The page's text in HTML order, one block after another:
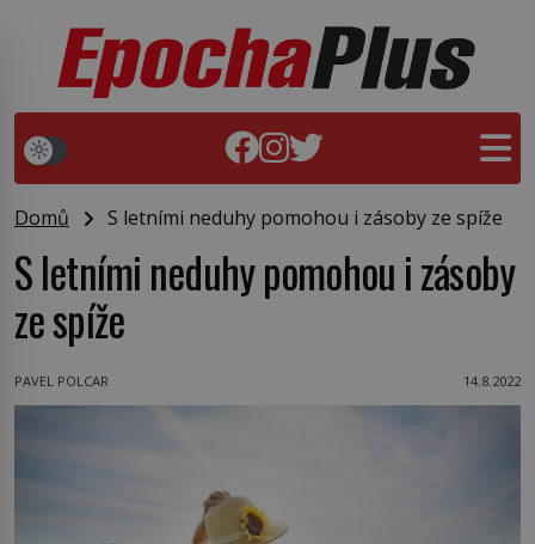
Domů S letními neduhy pomohou i zásoby ze spíže
S letními neduhy pomohou i zásoby
ze spíže
PAVEL POLCAR 14.8.2022